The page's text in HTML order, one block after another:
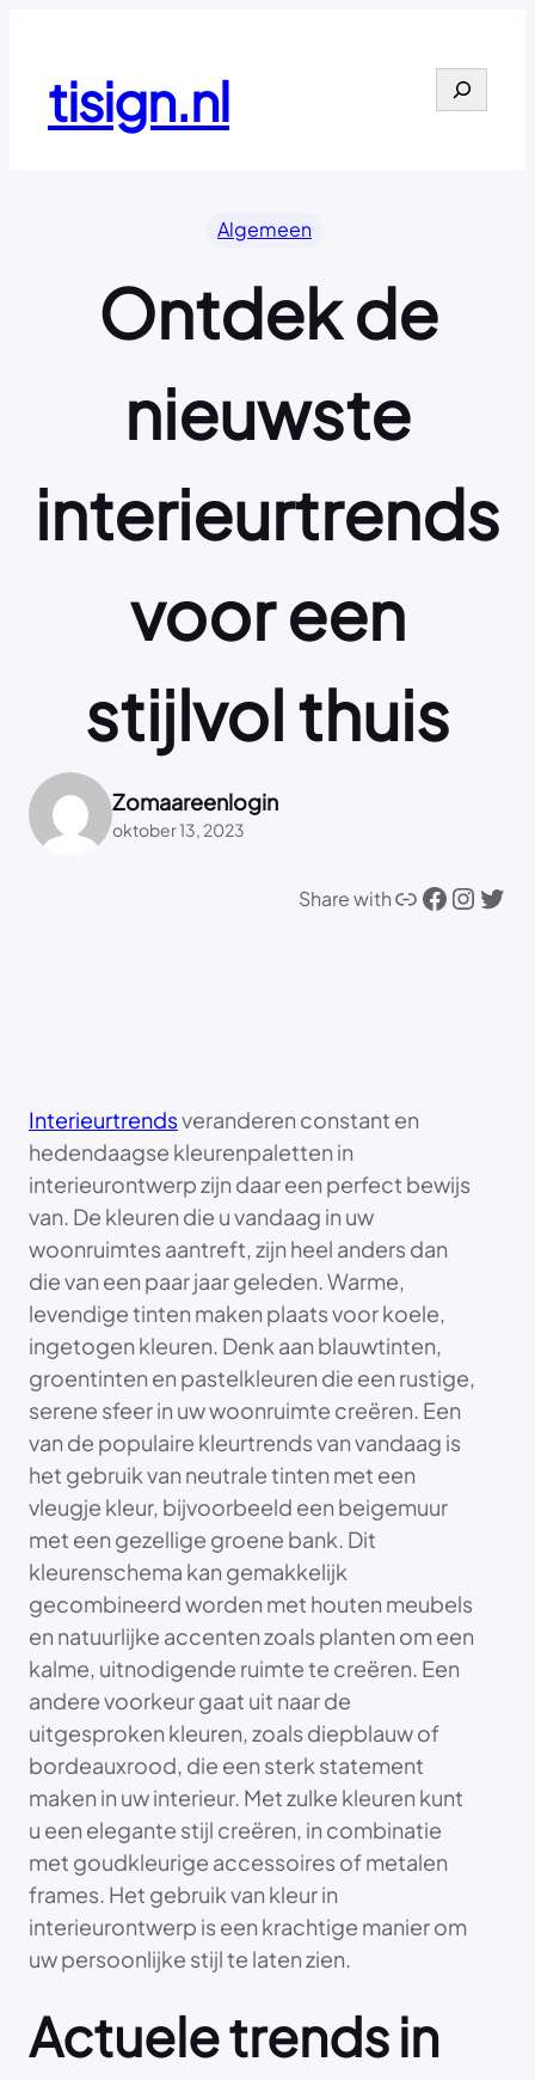
tisign.nl Search
Algemeen
Ontdek de
nieuwste
interieurtrends
voor een
stijlvol thuis
Zomaareenlogin
oktober 13, 2023
Share withLink Facebook Instagram Twitter
Interieurtrendsveranderen constant en
hedendaagse kleurenpaletten in
interieurontwerp zijn daar een perfect bewijs
van. De kleuren die u vandaag in uw
woonruimtes aantreft, zijn heel anders dan
die van een paar jaar geleden. Warme,
levendige tinten maken plaats voor koele,
ingetogen kleuren. Denk aan blauwtinten,
groentinten en pastelkleuren die een rustige,
serene sfeer in uw woonruimte creëren. Een
van de populaire kleurtrends van vandaag is
het gebruik van neutrale tinten met een
vleugje kleur, bijvoorbeeld een beigemuur
met een gezellige groene bank. Dit
kleurenschema kan gemakkelijk
gecombineerd worden met houten meubels
en natuurlijke accenten zoals planten om een
kalme, uitnodigende ruimte te creëren. Een
andere voorkeur gaat uit naar de
uitgesproken kleuren, zoals diepblauw of
bordeauxrood, die een sterk statement
maken in uw interieur. Met zulke kleuren kunt
u een elegante stijl creëren, in combinatie
met goudkleurige accessoires of metalen
frames. Het gebruik van kleur in
interieurontwerp is een krachtige manier om
uw persoonlijke stijl te laten zien.
Actuele trends in